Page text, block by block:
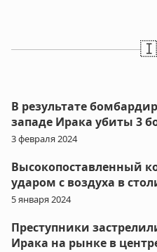
В результате
западе Ирака убиты 3
3 февраля 2024
Высокопоставленный
ударом с воздуха в
5 января 2024
Преступники
Ирака на рынке в